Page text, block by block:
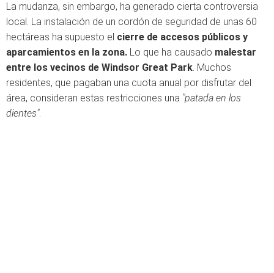
La mudanza, sin embargo, ha generado cierta controversia
local. La instalación de un cordón de seguridad de unas 60
hectáreas ha supuesto el cierre de accesos públicos y
aparcamientos en la zona. Lo que ha causado malestar
entre los vecinos de Windsor Great Park. Muchos
residentes, que pagaban una cuota anual por disfrutar del
área, consideran estas restricciones una "patada en los
dientes".